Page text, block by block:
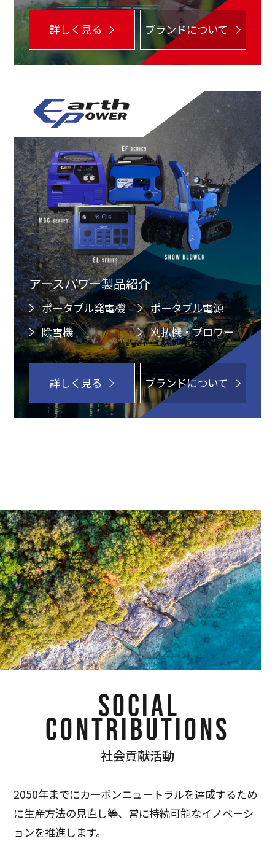
詳しく見る ブランドについて
アースパワー製品紹介
ポータブル発電機
ポータブル電源
除雪機
刈払機・ブロワー
詳しく見る ブランドについて
SOCIAL
CONTRIBUTIONS
社会貢献活動
2050年までにカーボンニュートラルを達成するため
に生産方法の見直し等、常に持続可能なイノベーシ
ョンを推進します。